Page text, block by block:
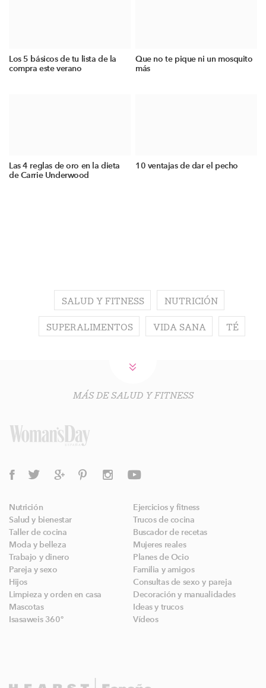
Los 5 básicos de tu lista de la
compra este verano
Que no te pique ni un mosquito
más
Las 4 reglas de oro en la dieta
de Carrie Underwood
10 ventajas de dar el pecho
SALUD Y FITNESS NUTRICIÓN
SUPERALIMENTOS VIDA SANA TÉ
MÁS DE SALUD Y FITNESS
Nutrición
Ejercicios y fitness
Salud y bienestar
Trucos de cocina
Taller de cocina
Buscador de recetas
Moda y belleza
Mujeres reales
Trabajo y dinero
Planes de Ocio
Pareja y sexo
Familia y amigos
Hijos
Consultas de sexo y pareja
Limpieza y orden en casa
Decoración y manualidades
Mascotas
Ideas y trucos
Isasaweis 360º
Vídeos